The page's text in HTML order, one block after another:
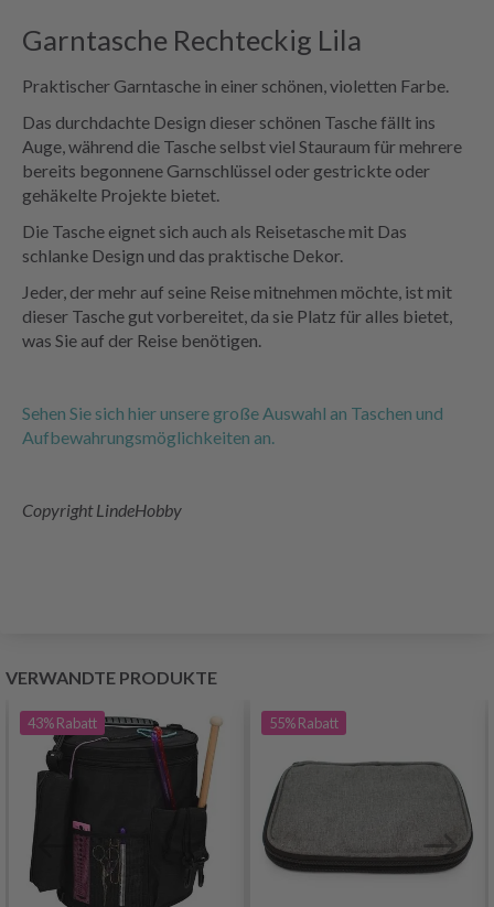
Garntasche Rechteckig Lila
Praktischer Garntasche in einer schönen, violetten Farbe.
Das durchdachte Design dieser schönen Tasche fällt ins
Auge, während die Tasche selbst viel Stauraum für mehrere
bereits begonnene Garnschlüssel oder gestrickte oder
gehäkelte Projekte bietet.
Die Tasche eignet sich auch als Reisetasche mit Das
schlanke Design und das praktische Dekor.
Jeder, der mehr auf seine Reise mitnehmen möchte, ist mit
dieser Tasche gut vorbereitet, da sie Platz für alles bietet,
was Sie auf der Reise benötigen.
Sehen Sie sich hier unsere große Auswahl an Taschen und
Aufbewahrungsmöglichkeiten an.
Copyright LindeHobby
VERWANDTE PRODUKTE
43%Rabatt 55%Rabatt